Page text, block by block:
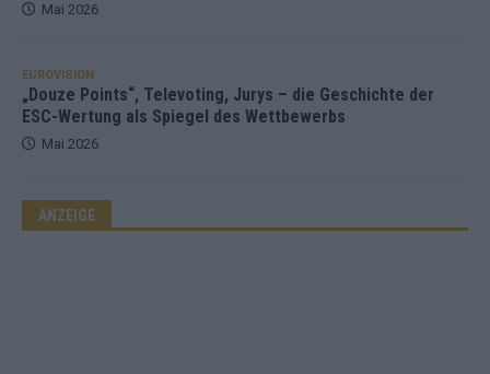
Mai 2026
EUROVISION
„Douze Points“, Televoting, Jurys – die Geschichte der
ESC-Wertung als Spiegel des Wettbewerbs
Mai 2026
ANZEIGE